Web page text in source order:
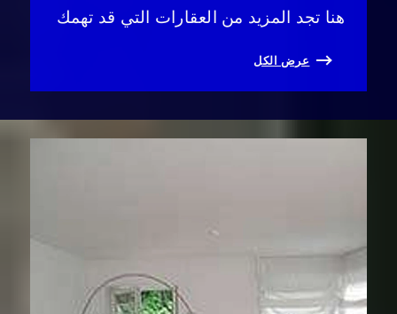
هنا تجد المزيد من العقارات التي قد تهمك
عرض الكل